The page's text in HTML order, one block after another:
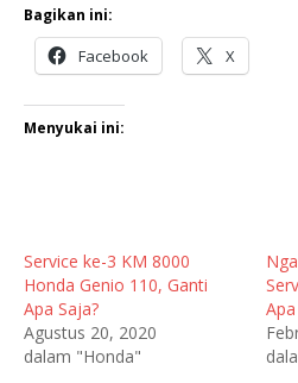
Bagikan ini:
Facebook X
Menyukai ini:
Service ke-3 KM 8000
Honda Genio 110, Ganti
Apa Saja?
Agustus 20, 2020
dalam "Honda"